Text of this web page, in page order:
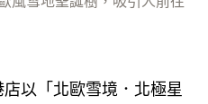
以「北歐雪境．北極星